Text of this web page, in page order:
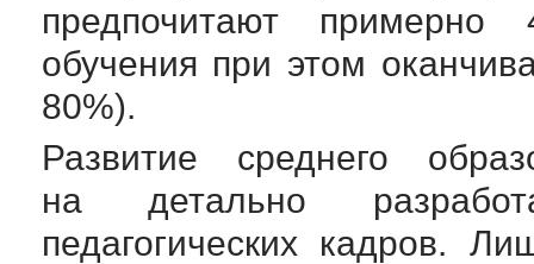
предпочитают
обучения при этом
80%).
Развитие среднего
на детально
педагогических кадров.